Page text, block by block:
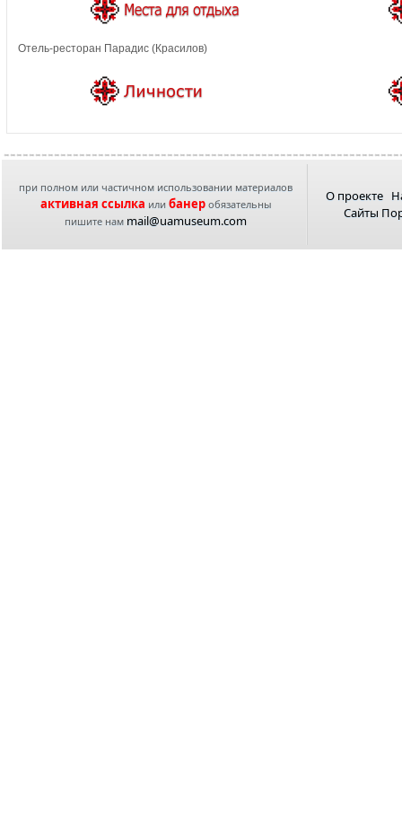
Отель-ресторан Парадис (Красилов)
при полном или частичном использовании материалов
активная ссылка или банеробязательны
пишите нам mail@uamuseum.com
О проекте
Сайты